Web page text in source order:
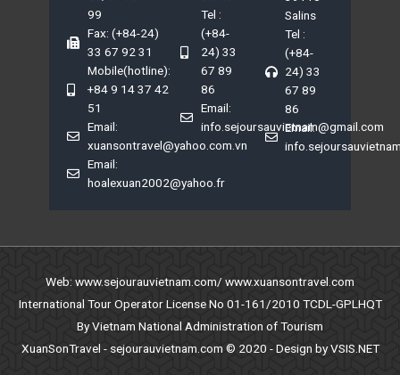
99
Fax: (+84-24)
33 67 92 31
Mobile(hotline):
+84 9 14 37 42
51
Email:
xuansontravel@yahoo.com.vn
Email:
hoalexuan2002@yahoo.fr
Tel :
(+84-
24) 33
67 89
86
Email:
info.sejoursauvietnam@gmail.com
Salins
Tel :
(+84-
24) 33
67 89
86
Email:
Web: www.sejourauvietnam.com/ www.xuansontravel.com
International Tour Operator License No 01-161/2010 TCDL-GPLHQT
By Vietnam National Administration of Tourism
XuanSonTravel - sejourauvietnam.com © 2020 - Design by VSIS.NET